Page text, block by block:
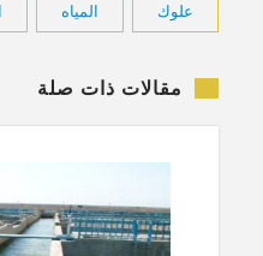
علوك المياه
مقالات ذات صلة